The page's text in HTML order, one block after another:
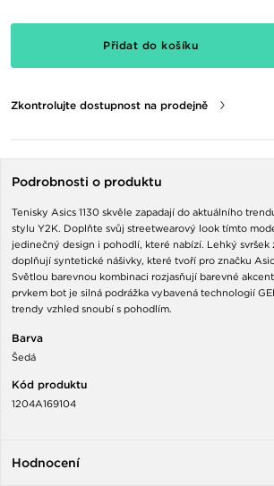
Přidat do košíku
Zkontrolujte dostupnost na prodejně
Podrobnosti o produktu
Tenisky Asics 1130 skvěle zapadají do aktuálního
stylu Y2K. Doplňte svůj streetwearový look tímto
jedinečný design i pohodlí, které nabízí. Lehký svršek
doplňují syntetické nášivky, které tvoří pro značku
Světlou barevnou kombinaci rozjasňují barevné
prvkem bot je silná podrážka vybavená technologií
trendy vzhled snoubí s pohodlím.
Barva
Šedá
Kód produktu
1204A169104
Hodnocení